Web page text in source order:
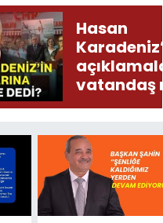
Hasan
vatandaş
dedi?